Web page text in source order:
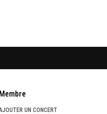
Membre
UN CONCERT